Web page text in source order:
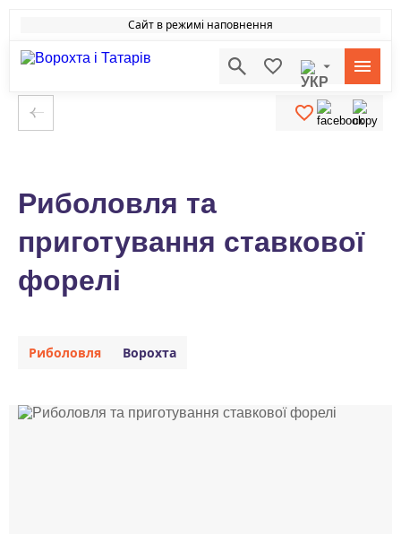
Сайт в режимі наповнення
Риболовля та
приготування ставкової
форелі
Риболовля Ворохта